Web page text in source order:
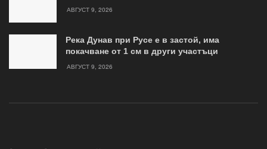
АВГУСТ 9, 2026
Река Дунав при Русе е в застой, има
покачване от 1 см в други участъци
АВГУСТ 9, 2026